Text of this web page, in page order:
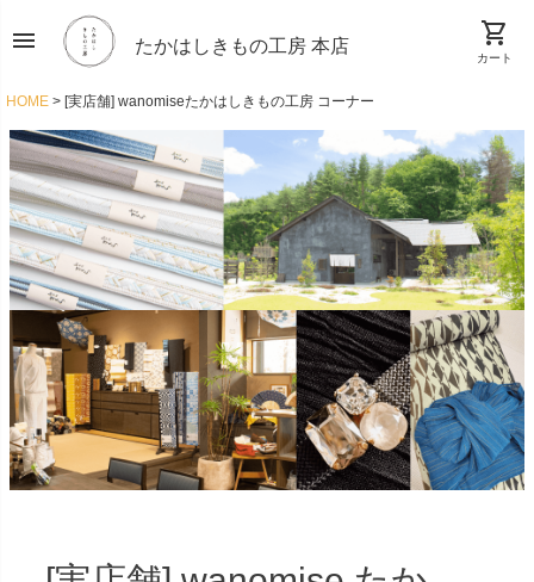
menu たかはしきもの工房 本店 shopping_cart
カート
HOME [実店舗] wanomiseたかはしきもの工房 コーナー